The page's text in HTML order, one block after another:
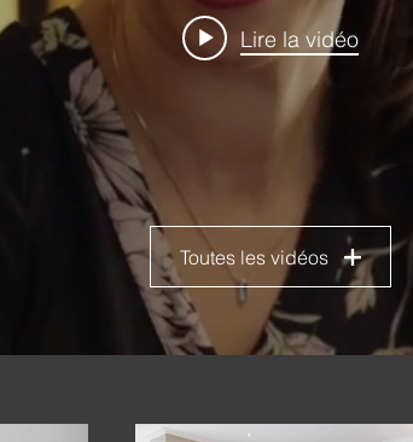
Lire la vidéo
Toutes les vidéos